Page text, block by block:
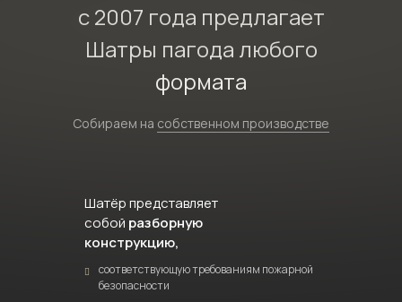
с 2007 года предлагает
Шатры пагода любого
формата
Собираем на собственном производстве
Шатёр представляет
собой разборную
конструкцию,
соответствующую требованиям пожарной
безопасности